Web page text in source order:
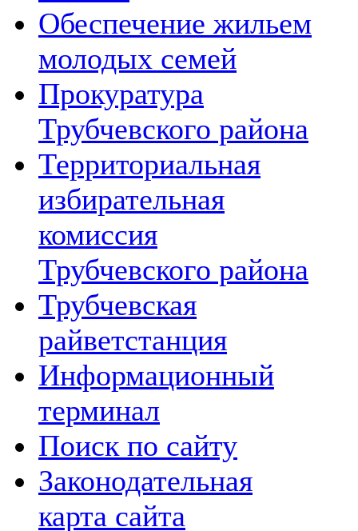
Обеспечение жильем
молодых семей
Прокуратура
Трубчевского района
Территориальная
избирательная
комиссия
Трубчевского района
Трубчевская
райветстанция
Информационный
терминал
Поиск по сайту
Законодательная
карта сайта